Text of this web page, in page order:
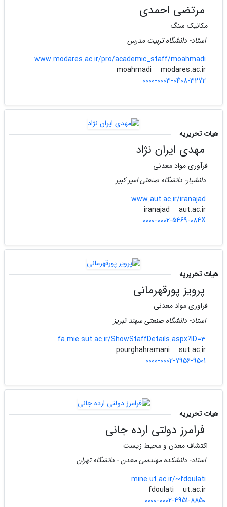
مرتضی احمدی
مکانیک سنگ
استاد- دانشگاه تربیت مدرس
www.modares.ac.ir/pro/academic_staff/moahmadi
moahmadi
modares.ac.ir
0000-0003-0408-3272
هیات تحریریه
مهدی ایران نژاد
فرآوری مواد معدنی
دانشیار- دانشگاه صنعتی امیر کبیر
www.aut.ac.ir/iranajad
iranajad
aut.ac.ir
0000-0002-5469-084X
هیات تحریریه
پرویز پورقهرمانی
فراوری مواد معدنی
استاد- دانشگاه صنعتی سهند تبریز
fa.mie.sut.ac.ir/ShowStaffDetails.aspx?ID=3
pourghahramani
sut.ac.ir
0000-0002-7956-9501
هیات تحریریه
فرامرز دولتی ارده جانی
اکتشاف معدن و محیط زیست
استاد- دانشکده مهندسی معدن - دانشگاه تهران
mine.ut.ac.ir/~fdoulati
fdoulati
ut.ac.ir
0000-0002-4951-8850